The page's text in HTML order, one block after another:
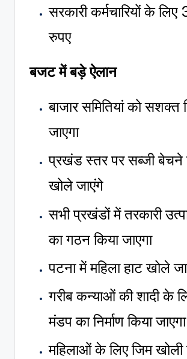
सरकारी कर्मचारियों के
रुपए
बजट में बड़े ऐलान
बाजार समितियां को सशक्त
जाएगा
प्रखंड स्तर पर सब्जी बेचने
खोले जाएंगे
सभी प्रखंडों में तरकारी
का गठन किया जाएगा
पटना में महिला हाट खोले
गरीब कन्याओं की शादी के
मंडप का निर्माण किया जाएगा
महिलाओं के लिए जिम खोली